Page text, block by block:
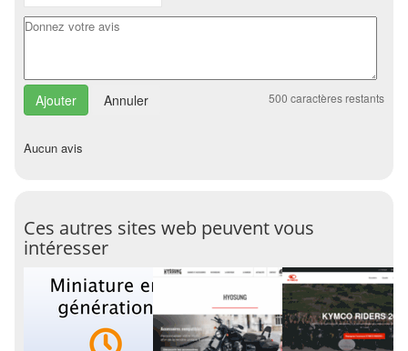
Annuler 500 caractères restants
Aucun avis
Ces autres sites web peuvent vous
intéresser